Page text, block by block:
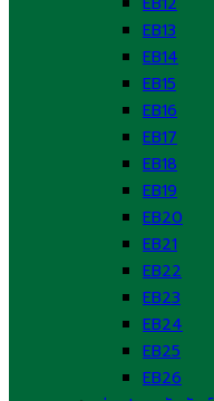
EB13
EB14
EB15
EB16
EB17
EB18
EB19
EB20
EB21
EB22
EB23
EB24
EB25
EB26